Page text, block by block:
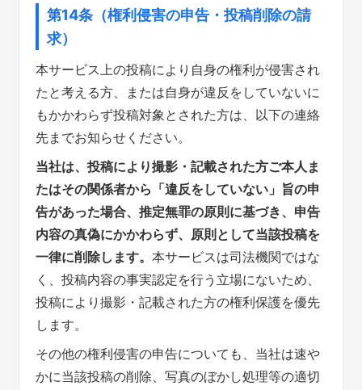
第14条（権利侵害の申告・投稿削除の請
求）
本サービス上の投稿により自身の権利が侵害され
たと考える方、または自身が違反をしていないに
もかかわらず投稿対象とされた方は、以下の連絡
先までお知らせください。
当社は、投稿により撮影・記載された方ご本人ま
たはその関係者から「違反をしていない」旨の申
告があった場合、推定無罪の原則に基づき、申告
内容の真偽にかかわらず、原則として当該投稿を
一律に削除します。 本サービスは司法機関ではな
く、投稿内容の事実認定を行う立場にないため、
投稿により撮影・記載された方の権利保護を優先
します。
その他の権利侵害の申告についても、当社は速や
かに当該投稿の削除、写真のぼかし処理等の適切